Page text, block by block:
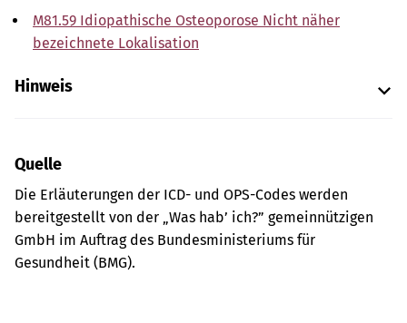
M81.59 Idiopathische Osteoporose Nicht näher
bezeichnete Lokalisation
Hinweis
Quelle
Die Erläuterungen der ICD- und OPS-Codes werden
bereitgestellt von der „Was hab’ ich?” gemeinnützigen
GmbH im Auftrag des Bundesministeriums für
Gesundheit (BMG).